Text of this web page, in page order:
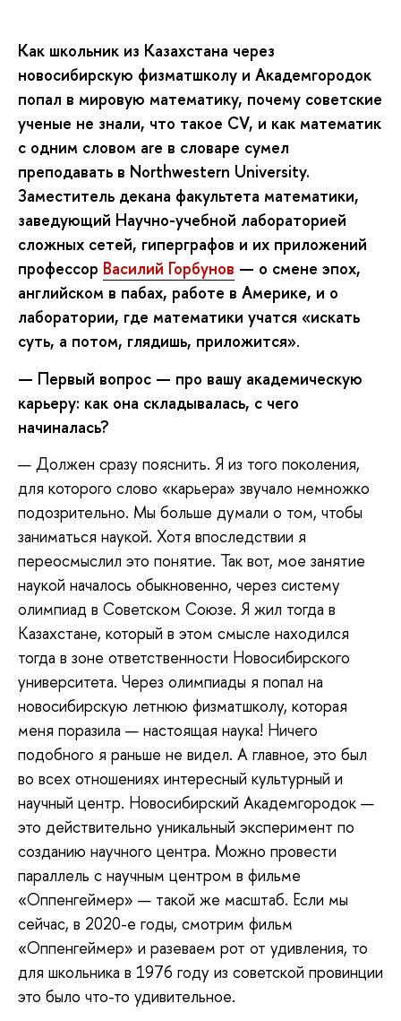
Как школьник из Казахстана через
новосибирскую физматшколу и Академгородок
попал в мировую математику, почему советские
ученые не знали, что такое CV, и как математик
с одним словом are в словаре сумел
преподавать в Northwestern University.
Заместитель декана факультета математики,
заведующий Научно-учебной лабораторией
сложных сетей, гиперграфов и их приложений
профессор Василий Горбунов — о смене эпох,
английском в пабах, работе в Америке, и о
лаборатории, где математики учатся «искать
суть, а потом, глядишь, приложится».
— Первый вопрос — про вашу академическую
карьеру: как она складывалась, с чего
начиналась?
— Должен сразу пояснить. Я из того поколения,
для которого слово «карьера» звучало немножко
подозрительно. Мы больше думали о том, чтобы
заниматься наукой. Хотя впоследствии я
переосмыслил это понятие. Так вот, мое занятие
наукой началось обыкновенно, через систему
олимпиад в Советском Союзе. Я жил тогда в
Казахстане, который в этом смысле находился
тогда в зоне ответственности Новосибирского
университета. Через олимпиады я попал на
новосибирскую летнюю физматшколу, которая
меня поразила — настоящая наука! Ничего
подобного я раньше не видел. А главное, это был
во всех отношениях интересный культурный и
научный центр. Новосибирский Академгородок —
это действительно уникальный эксперимент по
созданию научного центра. Можно провести
параллель с научным центром в фильме
«Оппенгеймер» — такой же масштаб. Если мы
сейчас, в 2020-е годы, смотрим фильм
«Оппенгеймер» и разеваем рот от удивления, то
для школьника в 1976 году из советской провинции
это было что-то удивительное.